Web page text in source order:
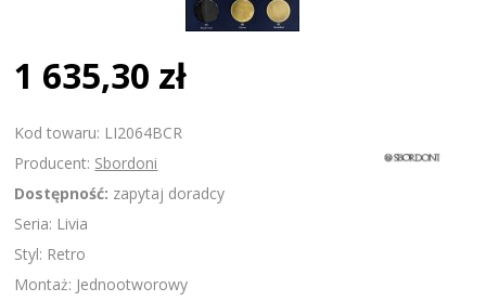
1 635,30 zł
Kod towaru: LI2064BCR
Producent: Sbordoni
Dostępność: zapytaj doradcy
Seria: Livia
Styl: Retro
Montaż: Jednootworowy